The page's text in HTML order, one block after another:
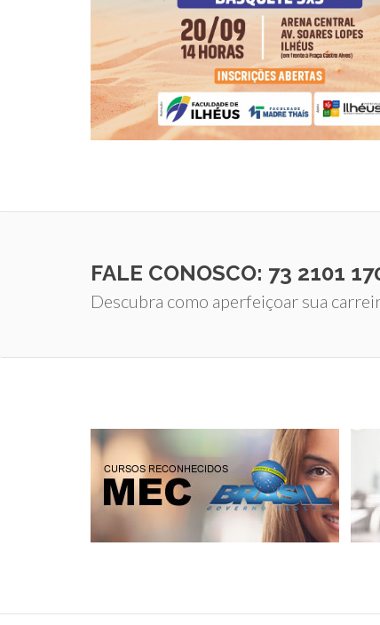
FALE CONOSCO: 73 2101
Descubra como aperfeiçoar sua